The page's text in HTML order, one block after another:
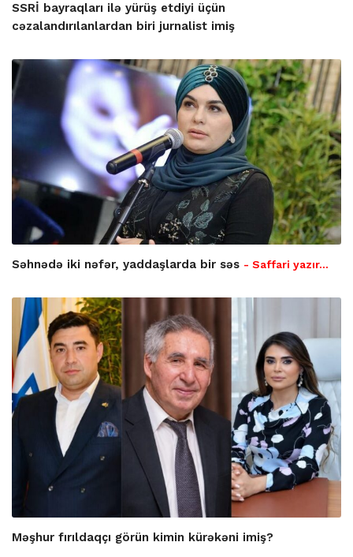
SSRİ bayraqları ilə yürüş etdiyi üçün
cəzalandırılanlardan biri jurnalist imiş
Səhnədə iki nəfər, yaddaşlarda bir səs - Saffari yazır…
Məşhur fırıldaqçı görün kimin kürəkəni imiş?